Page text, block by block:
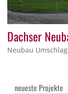
Dachser
Neubau
neueste Projekte